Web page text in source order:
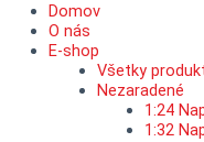
Domov
O nás
E-shop
Všetky
Nezaradené
1:24
1:32